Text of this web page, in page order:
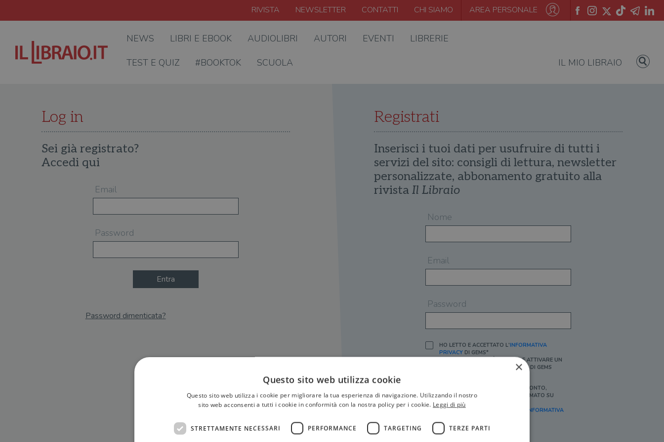
RIVISTA NEWSLETTER CONTATTI CHI SIAMO AREA PERSONALE
NEWS LIBRI E EBOOK AUDIOLIBRI AUTORI EVENTI LIBRERIE
TEST E QUIZ #BOOKTOK SCUOLA IL MIO LIBRAIO
Log in
Sei già registrato?
Accedi qui
Email
Password
Entra
Password dimenticata?
Registrati
Inserisci i tuoi dati per usufruire di tutti i
servizi del sito: consigli di lettura, newsletter
personalizzate, abbonamento gratuito alla
rivista Il Libraio
Nome
Email
Password
HO LETTO E ACCETTATO L'INFORMATIVA
PRIVACYDI GEMS*
IN MANCANZA NON È POSSIBILE ATTIVARE UN
ACCOUNT E/O RICEVERE I SERVIZI DI GEMS
SÌ, DESIDERO RICEVERE BUONI SCONTO,
OFFERTE SPECIALI, ESSERE INFORMATO SU
PROMOZIONI E NOVITÀ.
[FINALITÀ MARKETING, ART.2 (E),
INFORMATIVA
×
Questo sito web utilizza cookie
Questo sito web utilizza i cookie per migliorare la tua esperienza di navigazione. Utilizzando il nostro
sito web acconsenti a tutti i cookie in conformità con la nostra policy per i cookie. Leggi di più
STRETTAMENTE NECESSARI PERFORMANCE TARGETING TERZE PARTI